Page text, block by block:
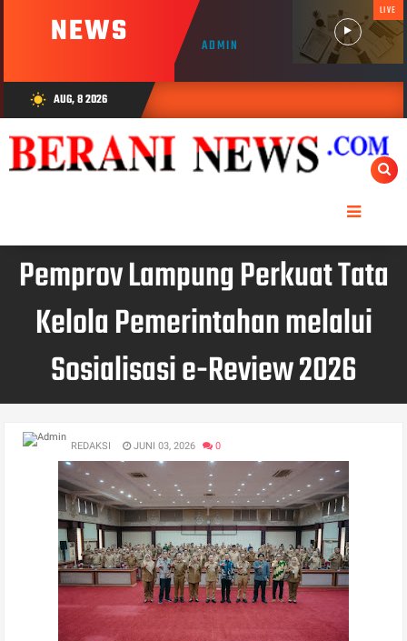
NEWS ADMIN
LIVE
wb_sunny AUG, 8 2026
Pemprov Lampung Perkuat Tata
Kelola Pemerintahan melalui
Sosialisasi e-Review 2026
REDAKSI JUNI 03, 2026 0